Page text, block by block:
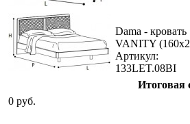
Dama - кровать
VANITY
Артикул:
133LET.08BI
Итоговая
0 руб.